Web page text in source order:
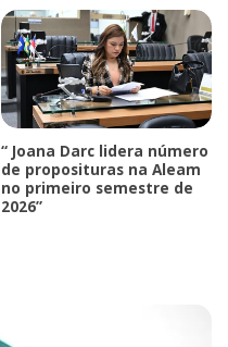
“ Joana Darc lidera número
de proposituras na Aleam
no primeiro semestre de
2026”